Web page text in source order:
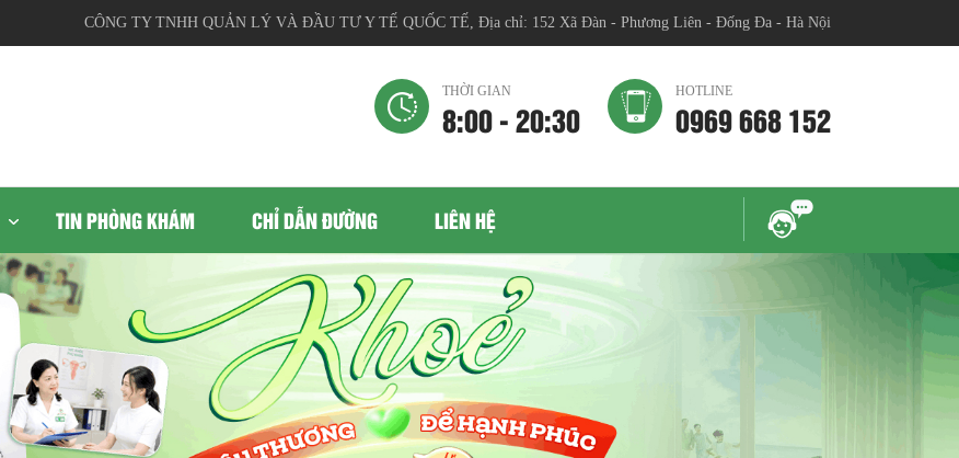
CÔNG TY TNHH QUẢN LÝ VÀ ĐẦU TƯ Y TẾ QUỐC TẾ, Địa chỉ: 152 Xã Đàn - Phương Liên - Đống Đa - Hà Nội
THỜI GIAN
8:00 - 20:30
HOTLINE
0969 668 152
TIN PHÒNG KHÁM CHỈ DẪN ĐƯỜNG LIÊN HỆ